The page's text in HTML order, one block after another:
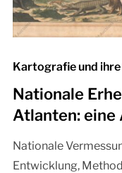
Kartografie und
Nationale
Atlanten: eine
Nationale
Entwicklung,